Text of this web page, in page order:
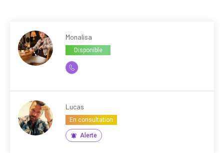
Monalisa
Disponible
Lucas
En consultation
Alerte